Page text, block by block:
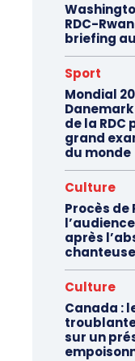
RDC-
briefing
Sport
Mondial
de la
grand
du monde
Culture
Procès de
après
chanteuse
Culture
Canada :
sur un